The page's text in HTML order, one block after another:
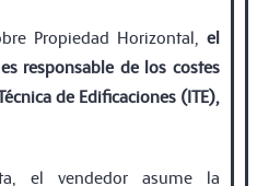
Propiedad Horizontal, el
responsable de los costes
de Ediﬁcaciones (ITE),
el vendedor asume la